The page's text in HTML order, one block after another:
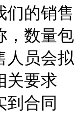
们的销售
，数量包
人员会拟
关要求
到合同